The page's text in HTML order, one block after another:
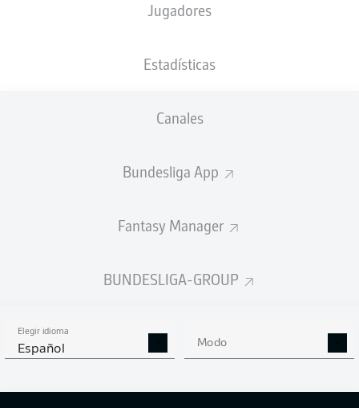
Jugadores
Estadísticas
Canales
Bundesliga App
Fantasy Manager
BUNDESLIGA-GROUP
Elegir idioma
Español Modo
Sportpark Ronhof | Thomas Sommer
Anuncio